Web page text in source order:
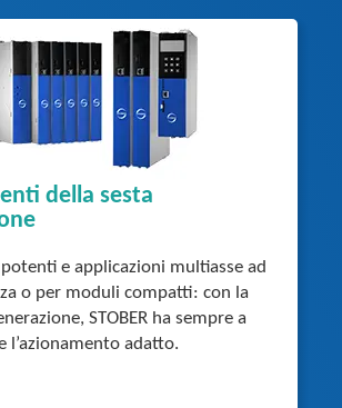
della sesta
e applicazioni multiasse ad
o per moduli compatti: con la
STOBER ha sempre a
l’azionamento adatto.